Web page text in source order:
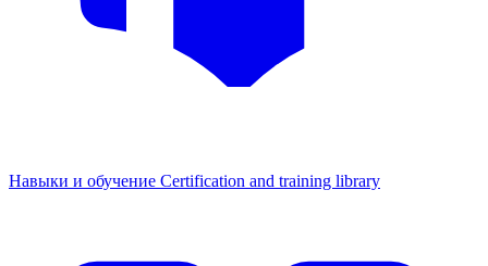
Навыки и обучение Certification and training library